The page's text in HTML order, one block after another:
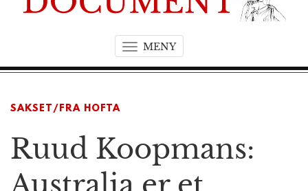
MENYT
o
a
SAKSET/FRA HOFTA
Ruud Koopmans: